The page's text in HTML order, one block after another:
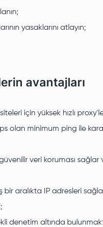
yasaklarını atlayın;
avantajları
için yüksek hızlı
olan minimum ping ile
veri koruması sağlar
aralıkta IP adresleri
denetim altında